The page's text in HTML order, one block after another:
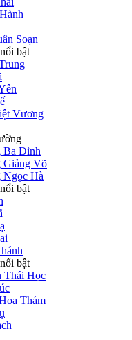
Soạn
bật
Vương
Ba Đình
Giảng Võ
Ngọc Hà
bật
bật
Thái Học
Thám